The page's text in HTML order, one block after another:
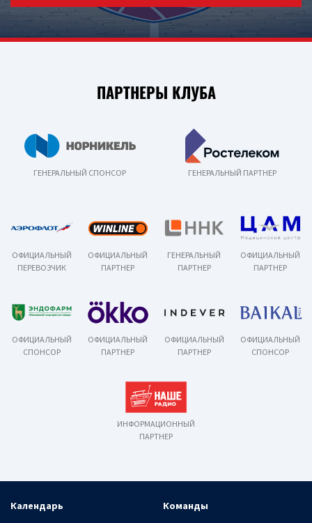
ПАРТНЕРЫ КЛУБА
ГЕНЕРАЛЬНЫЙ СПОНСОР ГЕНЕРАЛЬНЫЙ ПАРТНЕР
ОФИЦИАЛЬНЫЙ
ПЕРЕВОЗЧИК
ОФИЦИАЛЬНЫЙ
ПАРТНЕР
ГЕНЕРАЛЬНЫЙ
ПАРТНЕР
ОФИЦИАЛЬНЫЙ
ПАРТНЕР
ОФИЦИАЛЬНЫЙ
СПОНСОР
ОФИЦИАЛЬНЫЙ
ПАРТНЕР
ОФИЦИАЛЬНЫЙ
ПАРТНЕР
ОФИЦИАЛЬНЫЙ
СПОНСОР
ИНФОРМАЦИОННЫЙ
ПАРТНЕР
Календарь Команды